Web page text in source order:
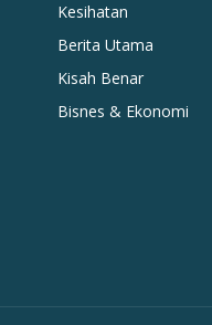
Kesihatan
Berita Utama
Kisah Benar
Bisnes & Ekonomi